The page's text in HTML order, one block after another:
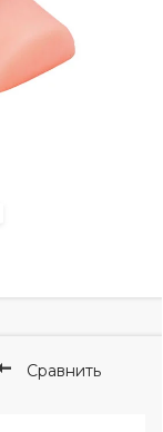
Сравнить